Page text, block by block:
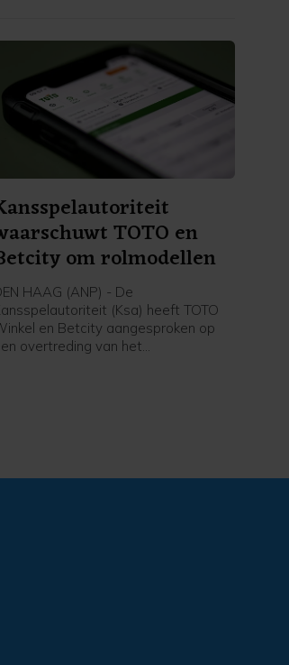
voldeden echter niet aan de
hoge marktverwachtingen. Sandisk
zakte 13 procent en Western Digital
raakte 19 procent kwijt. Beide
aandelen zijn dit jaar hard gestegen
door de AI-opmars.
TOTO en
om rolmodellen
HAAG (ANP) - De
(Ksa) heeft TOTO
en Betcity aangesproken op
overtreding van het